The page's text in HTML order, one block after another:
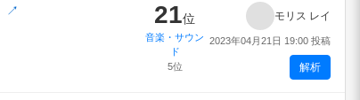
↗ 21位
音楽・サウン
ド
5位
モリス レイ
2023年04月21日 19:00 投稿
解析